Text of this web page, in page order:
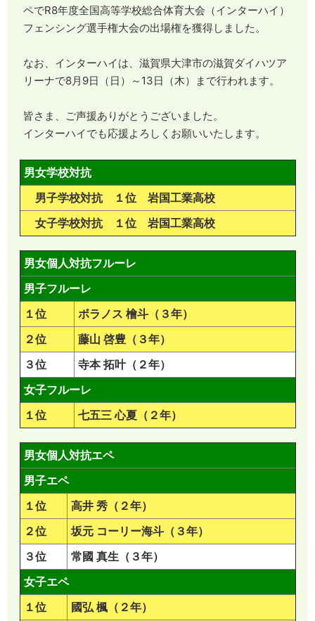
ペでR8年度全国高等学校総合体育大会（インターハイ）
フェンシング選手権大会の出場権を獲得しました。
なお、インターハイは、滋賀県大津市の滋賀ダイハツア
リーナで8月9日（日）～13日（木）まで行われます。
皆さま、ご声援ありがとうございました。
インターハイでも応援よろしくお願いいたします。
男女学校対抗
男子学校対抗 １位 岩国工業高校
女子学校対抗 １位 岩国工業高校
男女個人対抗フルーレ
男子フルーレ
１位
ボラノス 檜斗（３年）
２位
藤山 啓豊（３年）
３位
寺本 拓叶（２年）
女子フルーレ
１位
七五三 心夏（２年）
男女個人対抗エペ
男子エペ
１位
高井 秀（２年）
２位
坂元 コーリー海斗（３年）
３位
常國 真生（３年）
女子エペ
１位
國弘 楓（２年）